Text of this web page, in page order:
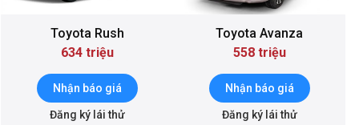
Toyota Rush
634 triệu
Nhận báo giá
Đăng ký lái thử
Toyota Avanza
558 triệu
Nhận báo giá
Đăng ký lái thử